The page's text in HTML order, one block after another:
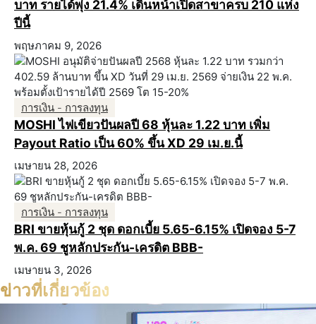
บาท รายได้พุ่ง 21.4% เดินหน้าเปิดสาขาครบ 210 แห่ง
ปีนี้
พฤษภาคม 9, 2026
การเงิน - การลงทุน
MOSHI ไฟเขียวปันผลปี 68 หุ้นละ 1.22 บาท เพิ่ม
Payout Ratio เป็น 60% ขึ้น XD 29 เม.ย.นี้
เมษายน 28, 2026
การเงิน - การลงทุน
BRI ขายหุ้นกู้ 2 ชุด ดอกเบี้ย 5.65-6.15% เปิดจอง 5-7
พ.ค. 69 ชูหลักประกัน-เครดิต BBB-
เมษายน 3, 2026
ข่าวที่เกี่ยวข้อง